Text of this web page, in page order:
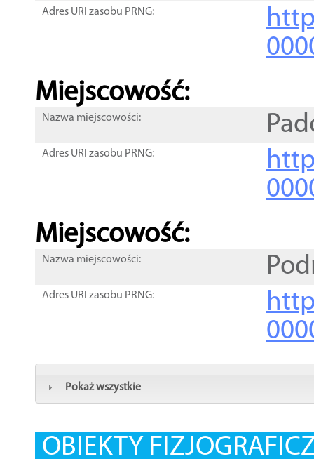
Adres URI zasobu PRNG:
Miejscowość:
Nazwa miejscowości:
Adres URI zasobu PRNG:
Miejscowość:
Nazwa miejscowości:
Adres URI zasobu PRNG:
Pokaż wszystkie
OBIEKTY